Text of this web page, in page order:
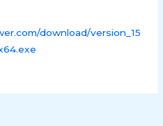
download/version_15